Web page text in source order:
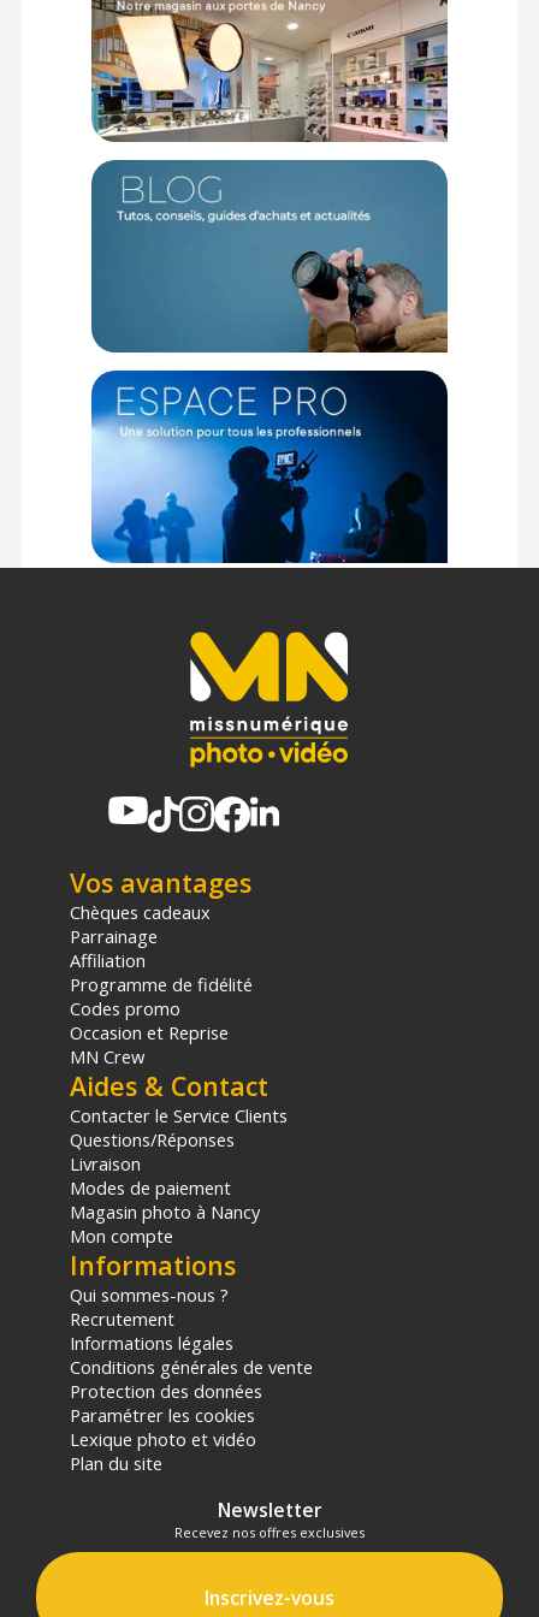
Code EAN Godox Jupe pour CS-85T :6952344233764
Garantie 2 ans
(1) Sous réserve d'éligibilité.
(2) Nombre de points Fidélité estimés, hors remises au panier, basé
sur le prix TTC en €, les points seront effectivement calculés dans le
Vos avantages
Chèques cadeaux
Parrainage
Affiliation
Programme de fidélité
Codes promo
Occasion et Reprise
MN Crew
Aides & Contact
Contacter le Service Clients
Questions/Réponses
Livraison
Modes de paiement
Magasin photo à Nancy
Mon compte
Informations
Qui sommes-nous ?
Recrutement
Informations légales
Conditions générales de vente
Protection des données
Paramétrer les cookies
Lexique photo et vidéo
Plan du site
Newsletter
Recevez nos offres exclusives
Inscrivez-vous